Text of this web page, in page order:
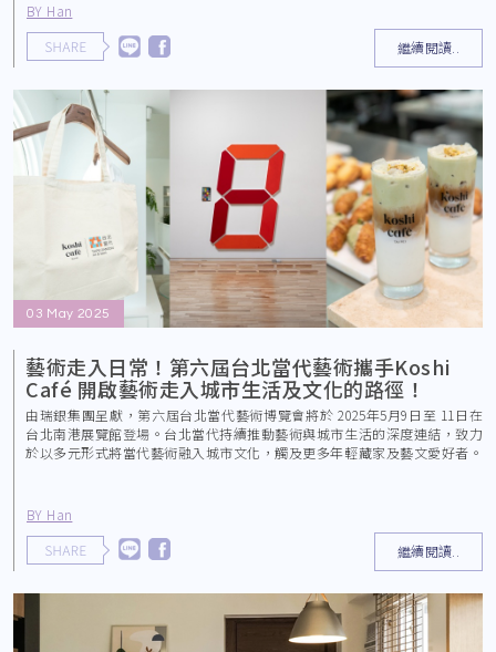
BY Han
繼續閱讀..
03 May 2025
BY Han
藝術走入日常！第六屆台北當代藝術攜手Koshi
Café 開啟藝術走入城市生活及文化的路徑！
由瑞銀集團呈獻，第六屆台北當代藝術博覽會將於 2025年5月9日至 11日在
台北南港展覽館登場。台北當代持續推動藝術與城市生活的深度連結，致力
於以多元形式將當代藝術融入城市文化，觸及更多年輕藏家及藝文愛好者。
繼續閱讀..